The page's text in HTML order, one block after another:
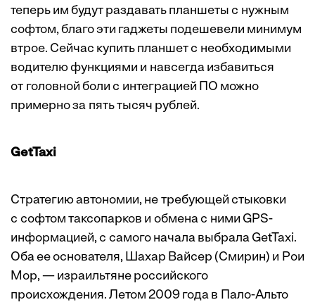
теперь им будут раздавать планшеты с нужным
софтом, благо эти гаджеты подешевели минимум
втрое. Сейчас купить планшет с необходимыми
водителю функциями и навсегда избавиться
от головной боли с интеграцией ПО можно
примерно за пять тысяч рублей.
GetTaxi
Стратегию автономии, не требующей стыковки
с софтом таксопарков и обмена с ними GPS-
информацией, с самого начала выбрала GetTaxi.
Оба ее основателя, Шахар Вайсер (Смирин) и Рои
Мор, — израильтяне российского
происхождения. Летом 2009 года в Пало-Альто